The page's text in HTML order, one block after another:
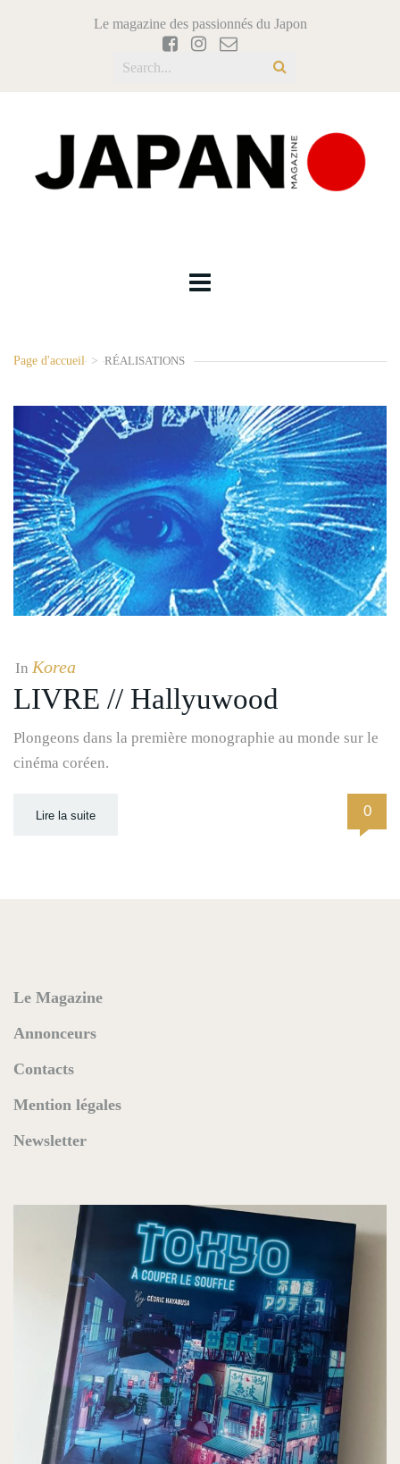
Le magazine des passionnés du Japon
Page d'accueil > RÉALISATIONS
In Korea
LIVRE // Hallyuwood
Plongeons dans la première monographie au monde sur le
cinéma coréen.
Lire la suite 0
Le Magazine
Annonceurs
Contacts
Mention légales
Newsletter